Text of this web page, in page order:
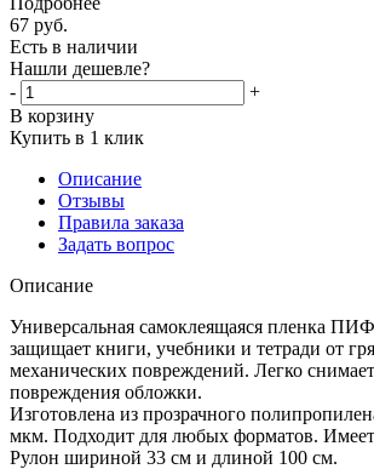
67 руб.
Есть в наличии
Нашли дешевле?
-
+
В корзину
Купить в 1 клик
Описание
Отзывы
Правила заказа
Задать вопрос
Описание
Универсальная самоклеящаяся пленка
защищает книги, учебники и тетради от
механических повреждений. Легко
повреждения обложки.
Изготовлена из прозрачного
мкм. Подходит для любых форматов.
Рулон шириной 33 см и длиной 100 см.